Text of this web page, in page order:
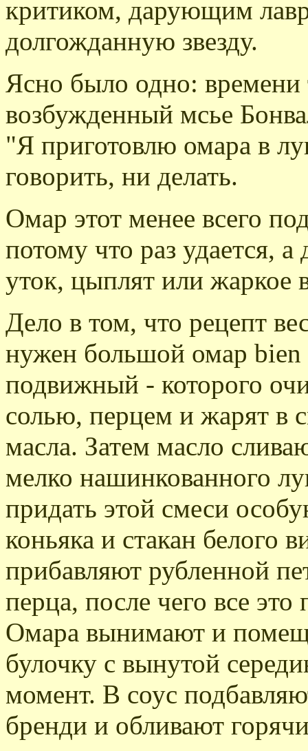
критиком, дарующим
долгожданную звезду.
Ясно было одно: времени
возбужденный мсье
"Я приготовлю омара в
говорить, ни делать.
Омар этот менее всего
потому что раз удается, а
уток, цыплят или жаркое
Дело в том, что рецепт
нужен большой омар
подвижный - которого
солью, перцем и жарят в
масла. Затем масло
мелко нашинкованного
придать этой смеси
коньяка и стакан белого
прибавляют рубленной
перца, после чего все
Омара вынимают и
булочку с вынутой
момент. В соус
бренди и обливают